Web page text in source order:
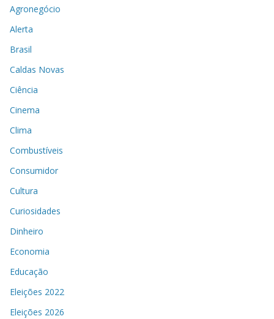
Agronegócio
Alerta
Brasil
Caldas Novas
Ciência
Cinema
Clima
Combustíveis
Consumidor
Cultura
Curiosidades
Dinheiro
Economia
Educação
Eleições 2022
Eleições 2026